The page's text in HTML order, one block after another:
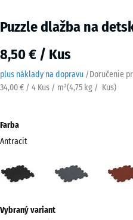
Puzzle dlažba na
8,50 € / Kus
plus náklady na dopravu /Doručenie
34,00 € / 4 Kus / m²(4,75 kg / Kus)
Farba
Antracit
(active)
informácií
Vybraný variant